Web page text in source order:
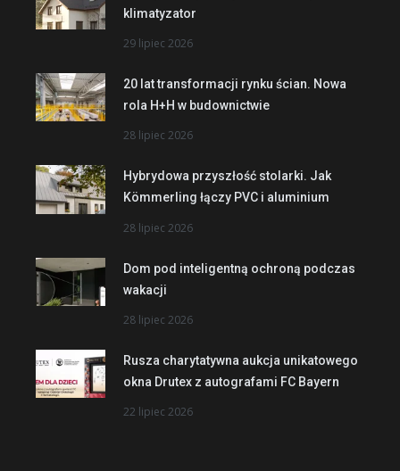
klimatyzator
29 lipiec 2026
20 lat transformacji rynku ścian. Nowa
rola H+H w budownictwie
28 lipiec 2026
Hybrydowa przyszłość stolarki. Jak
Kömmerling łączy PVC i aluminium
28 lipiec 2026
Dom pod inteligentną ochroną podczas
wakacji
28 lipiec 2026
Rusza charytatywna aukcja unikatowego
okna Drutex z autografami FC Bayern
22 lipiec 2026